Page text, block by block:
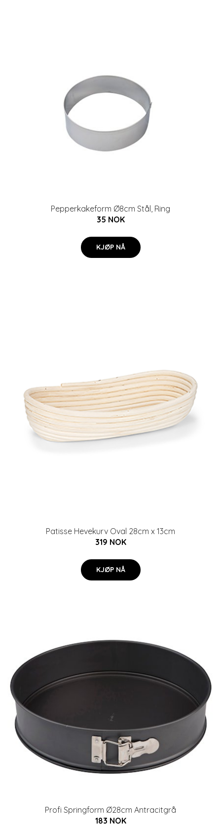
Pepperkakeform Ø8cm Stål, Ring
35 NOK
KJØP NÅ
Patisse Hevekurv Oval 28cm x 13cm
319 NOK
KJØP NÅ
Profi Springform Ø28cm Antracitgrå
183 NOK